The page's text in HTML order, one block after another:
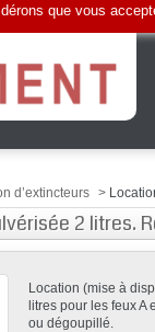
que vous
d’extincteurs >
2 litres.
Location (mise à
litres pour les feux
ou dégoupillé.